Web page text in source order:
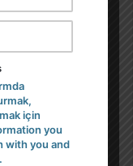
için
you
with you and